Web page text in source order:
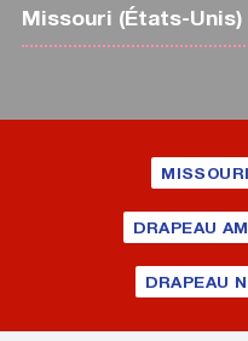
Missouri (États-Unis)
DRAPEAU
DRAPEAU